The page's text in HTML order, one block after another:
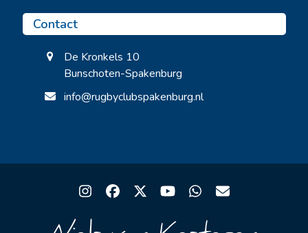
Contact
De Kronkels 10
Bunschoten-Spakenburg
info@rugbyclubspakenburg.nl
Instagram
Facebook
TwitterYouTubeWhatsapp
Email